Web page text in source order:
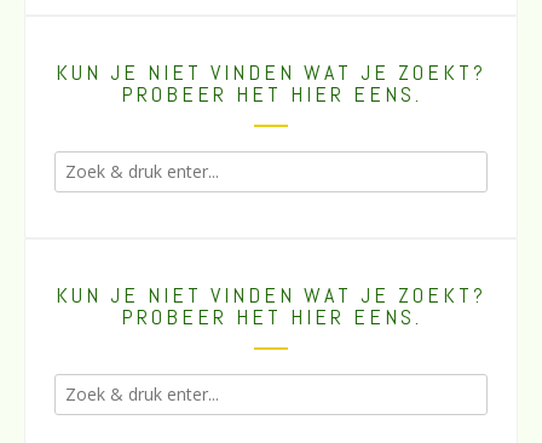
KUN JE NIET VINDEN WAT JE ZOEKT?
PROBEER HET HIER EENS.
KUN JE NIET VINDEN WAT JE ZOEKT?
PROBEER HET HIER EENS.